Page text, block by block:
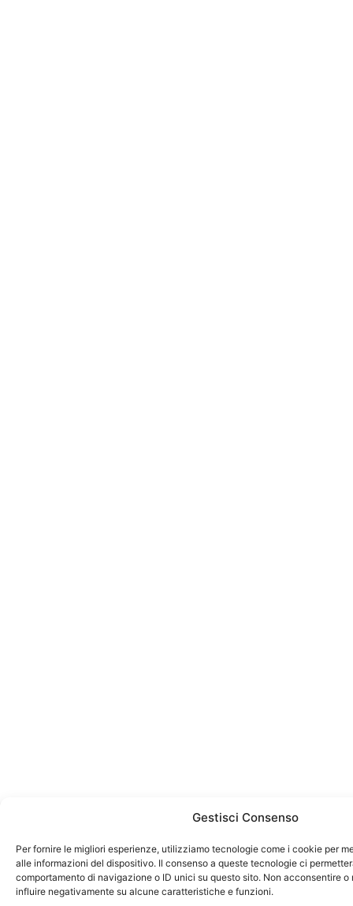
Gestisci Consenso
Per fornire le migliori esperienze, utilizziamo tecnologie come i cookie per
alle informazioni del dispositivo. Il consenso a queste tecnologie ci
comportamento di navigazione o ID unici su questo sito. Non acconsentire o
influire negativamente su alcune caratteristiche e funzioni.